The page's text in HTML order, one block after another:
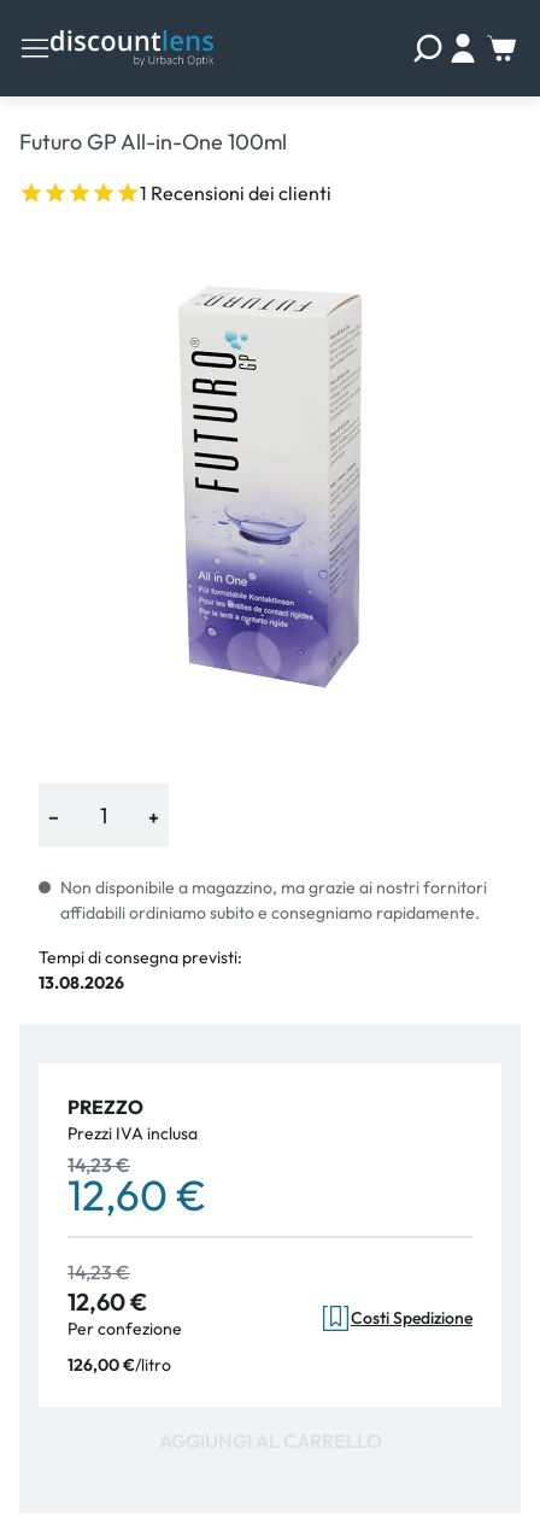
Futuro GP All-in-One 100ml
1 Recensioni dei clienti
− +
Non disponibile a magazzino, ma grazie ai nostri fornitori
affidabili ordiniamo subito e consegniamo rapidamente.
Tempi di consegna previsti:
13.08.2026
PREZZO
Prezzi IVA inclusa
14,23 €
12,60 €
14,23 €
12,60 €
Per confezione
126,00 €/litro
Costi Spedizione